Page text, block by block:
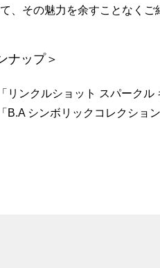
、その魅力を余すことなくご
ナップ＞
リンクルショット スパークル
B.A シンボリックコレクション